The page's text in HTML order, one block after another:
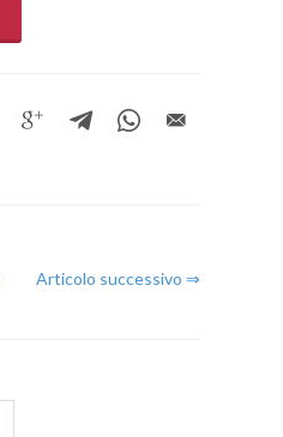
Articolo successivo ⇒